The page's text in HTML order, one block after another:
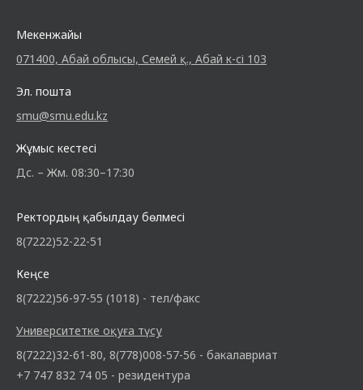
Мекенжайы
071400, Абай облысы, Семей қ., Абай к-сі 103
Эл. пошта
smu@smu.edu.kz
Жұмыс кестесі
Дс. – Жм. 08:30–17:30
Ректордың қабылдау бөлмесі
8(7222)52-22-51
Кеңсе
8(7222)56-97-55 (1018) - тел/факс
Университетке оқуға түсу
8(7222)32-61-80, 8(778)008-57-56 - бакалавриат
+7 747 832 74 05 - резидентура